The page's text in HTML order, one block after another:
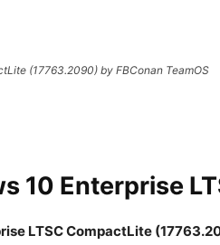
(17763.2090) by FBConan TeamOS
10 Enterprise
LTSC CompactLite